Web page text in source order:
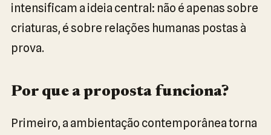
intensificam a ideia central: não é apenas sobre
criaturas, é sobre relações humanas postas à
prova.
Por que a proposta funciona?
Primeiro, a ambientação contemporânea torna